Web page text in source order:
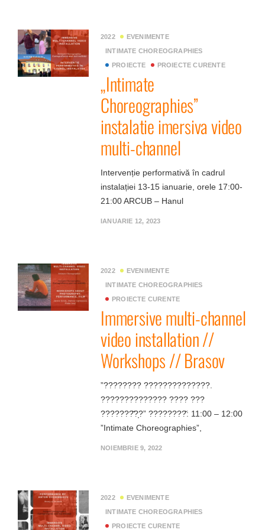
2022
EVENIMENTE
INTIMATE CHOREOGRAPHIES
PROIECTE
PROIECTE CURENTE
„Intimate
Choreographies”
instalatie imersiva video
multi-channel
Intervenție performativă în cadrul
instalației 13-15 ianuarie, orele 17:00-
21:00 ARCUB – Hanul
IANUARIE 12, 2023
2022
EVENIMENTE
INTIMATE CHOREOGRAPHIES
PROIECTE CURENTE
Immersive multi-channel
video installation //
Workshops // Brasov
”???????? ??????????????.
?????????????? ???? ???
???????̆?̦?” ????????̆: 11:00 – 12:00
”Intimate Choreographies”,
NOIEMBRIE 9, 2022
2022
EVENIMENTE
INTIMATE CHOREOGRAPHIES
PROIECTE CURENTE